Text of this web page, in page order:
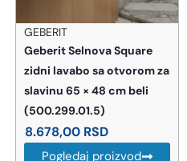
BEMETA
BEMETA Dark držač
peškira 300 mm
(104204010)
5.422,00RSD
Pogledaj proizvod